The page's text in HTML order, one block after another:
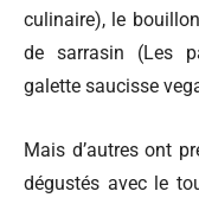
culinaire), le
de sarrasin (Les
galette saucisse
Mais d’autres ont
dégustés avec le